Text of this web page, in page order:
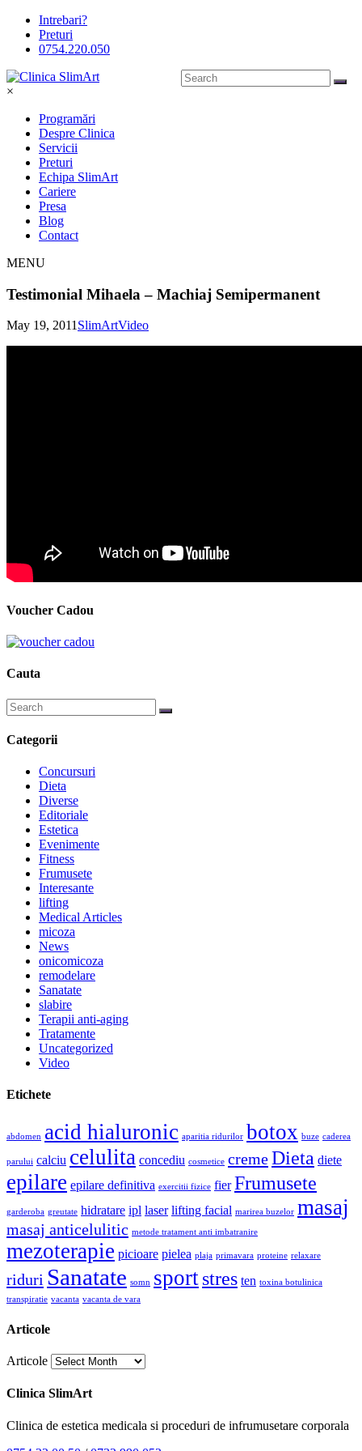
Intrebari?
Preturi
0754.220.050
×
Programări
Despre Clinica
Servicii
Preturi
Echipa SlimArt
Cariere
Presa
Blog
Contact
MENU
Testimonial Mihaela – Machiaj Semipermanent
May 19, 2011SlimArtVideo
Voucher Cadou
Cauta
Categorii
Concursuri
Dieta
Diverse
Editoriale
Estetica
Evenimente
Fitness
Frumusete
Interesante
lifting
Medical Articles
micoza
News
onicomicoza
remodelare
Sanatate
slabire
Terapii anti-aging
Tratamente
Uncategorized
Video
Etichete
abdomen acid hialuronic aparitia ridurilor botox buze caderea
parului calciu celulita concediu cosmetice cremeDieta diete
epilare epilare definitiva exercitii fizice fier Frumusete
garderoba greutate hidratare ipl laser lifting facial marirea buzelor masaj
masaj anticelulitic metode tratament anti imbatranire
mezoterapie picioare pielea plaja primavara proteine relaxare
riduri Sanatate somn sportstres ten toxina botulinica
transpiratie vacanta vacanta de vara
Articole
Articole
Clinica SlimArt
Clinica de estetica medicala si proceduri de infrumusetare corporala